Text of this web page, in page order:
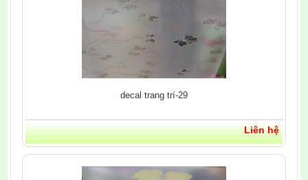
decal trang trí-29
Liên hệ